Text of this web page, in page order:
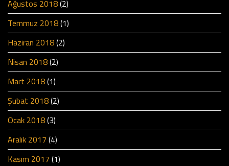
Ağustos 2018(2)
Temmuz 2018(1)
Haziran 2018(2)
Nisan 2018(2)
Mart 2018(1)
Şubat 2018(2)
Ocak 2018(3)
Aralık 2017 (4)
Kasım 2017 (1)